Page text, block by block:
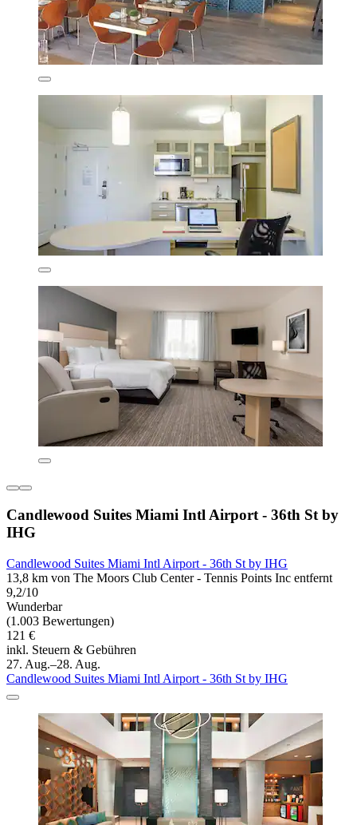
Candlewood Suites Miami Intl Airport - 36th St by
IHG
Candlewood Suites Miami Intl Airport - 36th St by IHG
13,8 km von The Moors Club Center - Tennis Points Inc entfernt
9,2/10
Wunderbar
(1.003 Bewertungen)
121 €
inkl. Steuern & Gebühren
27. Aug.–28. Aug.
Candlewood Suites Miami Intl Airport - 36th St by IHG